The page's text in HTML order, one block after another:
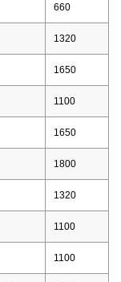
660
1320
1650
1100
1650
1800
1320
1100
1100